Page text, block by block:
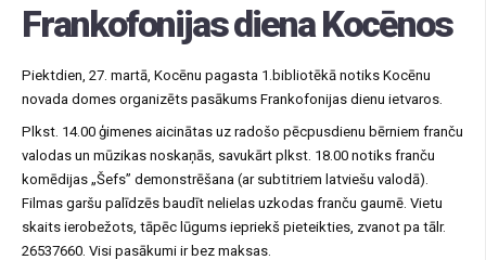
Frankofonijas diena Kocēnos
Piektdien, 27. martā, Kocēnu pagasta 1.bibliotēkā notiks Kocēnu
novada domes organizēts pasākums Frankofonijas dienu ietvaros.
Plkst. 14.00 ģimenes aicinātas uz radošo pēcpusdienu bērniem franču
valodas un mūzikas noskaņās, savukārt plkst. 18.00 notiks franču
komēdijas „Šefs” demonstrēšana (ar subtitriem latviešu valodā).
Filmas garšu palīdzēs baudīt nelielas uzkodas franču gaumē. Vietu
skaits ierobežots, tāpēc lūgums iepriekš pieteikties, zvanot pa tālr.
26537660. Visi pasākumi ir bez maksas.